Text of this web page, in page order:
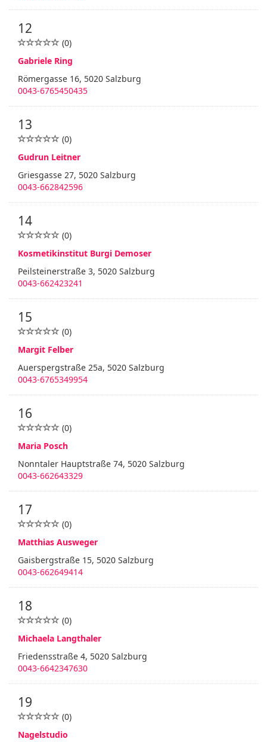
12
(0)
Gabriele Ring
Römergasse 16, 5020 Salzburg
0043-6765450435
13
(0)
Gudrun Leitner
Griesgasse 27, 5020 Salzburg
0043-662842596
14
(0)
Kosmetikinstitut Burgi Demoser
Peilsteinerstraße 3, 5020 Salzburg
0043-662423241
15
(0)
Margit Felber
Auerspergstraße 25a, 5020 Salzburg
0043-6765349954
16
(0)
Maria Posch
Nonntaler Hauptstraße 74, 5020 Salzburg
0043-662643329
17
(0)
Matthias Ausweger
Gaisbergstraße 15, 5020 Salzburg
0043-662649414
18
(0)
Michaela Langthaler
Friedensstraße 4, 5020 Salzburg
0043-6642347630
19
(0)
Nagelstudio